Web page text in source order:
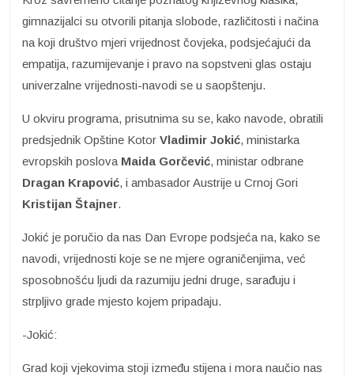
gimnazijalci su otvorili pitanja slobode, različitosti i načina
na koji društvo mjeri vrijednost čovjeka, podsjećajući da
empatija, razumijevanje i pravo na sopstveni glas ostaju
univerzalne vrijednosti-navodi se u saopštenju.
U okviru programa, prisutnima su se, kako navode, obratili
predsjednik Opštine Kotor Vladimir Jokić, ministarka
evropskih poslova Maida Gorčević, ministar odbrane
Dragan Krapović, i ambasador Austrije u Crnoj Gori
Kristijan Štajner.
Jokić je poručio da nas Dan Evrope podsjeća na, kako se
navodi, vrijednosti koje se ne mjere ograničenjima, već
sposobnošću ljudi da razumiju jedni druge, sarađuju i
strpljivo grade mjesto kojem pripadaju.
-Jokić:
Grad koji vjekovima stoji između stijena i mora naučio nas